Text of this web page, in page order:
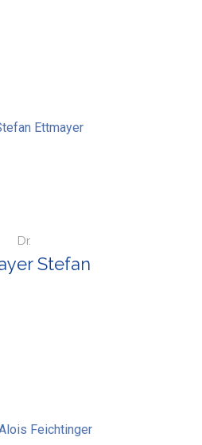
Dr.
Stefan